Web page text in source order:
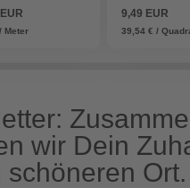
Meter
9,49 EUR
39,54 € /
wir Dein
schöneren Ort.